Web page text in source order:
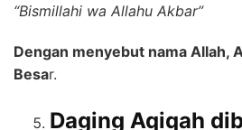
“Bismillahi wa Allahu Akbar”
Dengan menyebut nama Allah,
Besar.
Daging Aqiqah